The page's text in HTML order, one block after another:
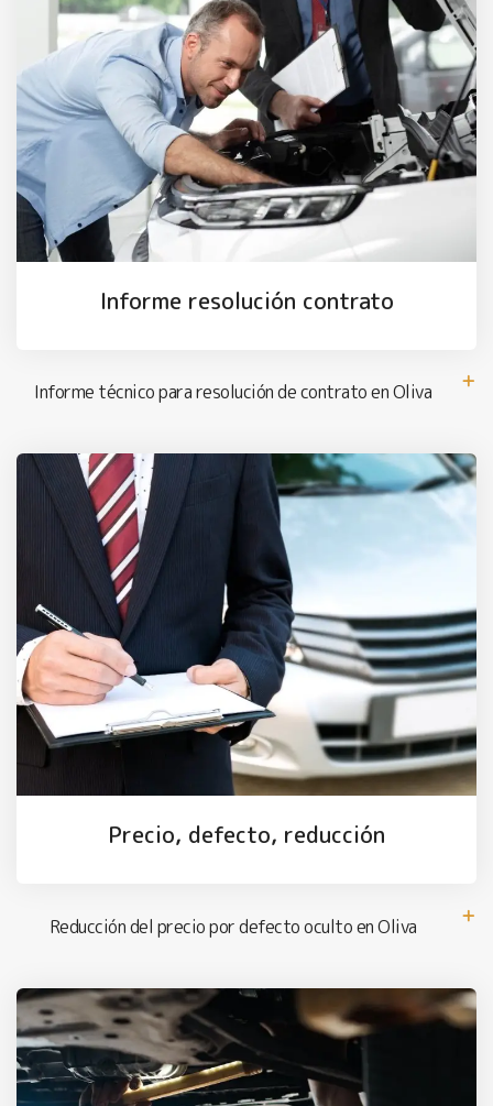
Informe resolución contrato
Informe técnico para resolución de contrato en Oliva
Precio, defecto, reducción
Reducción del precio por defecto oculto en Oliva